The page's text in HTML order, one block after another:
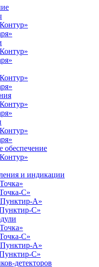
обеспечение
и индикации
С»
А»
С»
С»
А»
С»
детекторов